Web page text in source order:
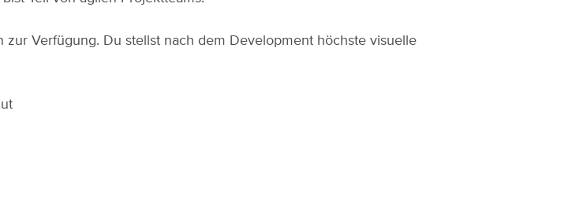
Verfügung. Du stellst nach dem Development höchste visuelle